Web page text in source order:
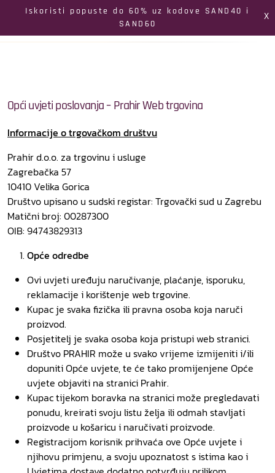
Iskoristi popuste do 60% uz kodove SAND40 i
SAND60
X
Izbornik
Profil Pretraga
Opći uvjeti poslovanja – Prahir Web trgovina
Informacije o trgovačkom društvu
Prahir d.o.o. za trgovinu i usluge
Zagrebačka 57
10410 Velika Gorica
Društvo upisano u sudski registar: Trgovački sud u Zagrebu
Matični broj: 00287300
OIB: 94743829313
Opće odredbe
Ovi uvjeti uređuju naručivanje, plaćanje, isporuku,
reklamacije i korištenje web trgovine.
Kupac je svaka fizička ili pravna osoba koja naruči
proizvod.
Posjetitelj je svaka osoba koja pristupi web stranici.
Društvo PRAHIR može u svako vrijeme izmijeniti i/ili
dopuniti Opće uvjete, te će tako promijenjene Opće
uvjete objaviti na stranici Prahir.
Kupac tijekom boravka na stranici može pregledavati
ponudu, kreirati svoju listu želja ili odmah stavljati
proizvode u košaricu i naručivati proizvode.
Registracijom korisnik prihvaća ove Opće uvjete i
njihovu primjenu, a svoju upoznatost s istima kao i